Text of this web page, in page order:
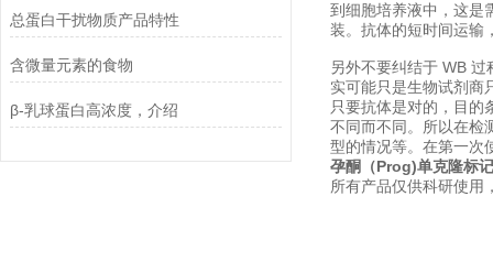
总蛋白干扰物质产品特性
含微量元素的食物
β-乳球蛋白高浓度，介绍
到细胞培养液中，这是
装。抗体的短时间运输
另外不要纠结于 WB
实可能只是生物试剂商
只要抗体是对的，目的
不同而不同。所以在检
型的情况等。在第一次
孕酮（Prog)单克隆标
所有产品仅供科研使用